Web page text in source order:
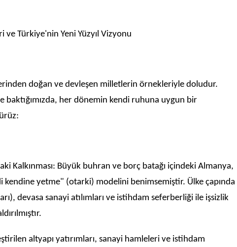
ve Türkiye'nin Yeni Yüzyıl Vizyonu
doğan ve devleşen milletlerin örnekleriyle doludur.
baktığımızda, her dönemin kendi ruhuna uygun bir
Büyük buhran ve borç batağı içindeki Almanya,
kendine yetme" (otarki) modelini benimsemiştir. Ülke çapında
devasa sanayi atılımları ve istihdam seferberliği ile işsizlik
altyapı yatırımları, sanayi hamleleri ve istihdam